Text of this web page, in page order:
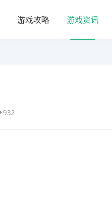
游戏攻略 游戏资讯
932